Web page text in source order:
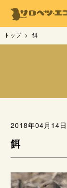
トップ 餌
2018年04月14日
餌